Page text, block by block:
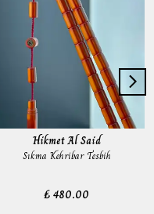
Hikmet Al Said
Sıkma Kehribar Tesbih
₺ 480.00